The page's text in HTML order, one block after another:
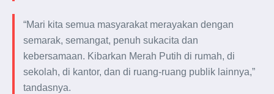
“Mari kita semua masyarakat merayakan dengan
semarak, semangat, penuh sukacita dan
kebersamaan. Kibarkan Merah Putih di rumah, di
sekolah, di kantor, dan di ruang-ruang publik lainnya,”
tandasnya.